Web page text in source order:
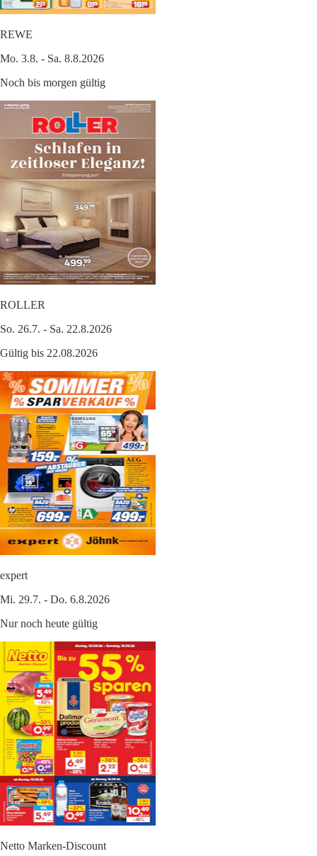
REWE
Mo. 3.8. - Sa. 8.8.2026
Noch bis morgen gültig
ROLLER
So. 26.7. - Sa. 22.8.2026
Gültig bis 22.08.2026
expert
Mi. 29.7. - Do. 6.8.2026
Nur noch heute gültig
Netto Marken-Discount